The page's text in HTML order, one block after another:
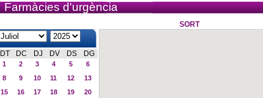
Farmàcies d'urgència
DT DC DJ DV DS DG
1 2 3 4 5
6
8 9 10 11 12
13
15 16 17 18 19
20
SORT